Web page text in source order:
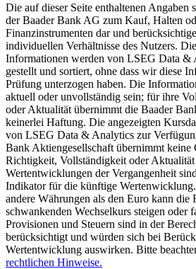
Die auf dieser Seite enthaltenen Angaben
der Baader Bank AG zum Kauf, Halten
Finanzinstrumenten dar und
individuellen Verhältnisse des Nutzers.
Informationen werden von LSEG Data &
gestellt und sortiert, ohne dass wir diese
Prüfung unterzogen haben. Die
aktuell oder unvollständig sein; für ihre
oder Aktualität übernimmt die Baader
keinerlei Haftung. Die angezeigten
von LSEG Data & Analytics zur
Bank Aktiengesellschaft übernimmt keine
Richtigkeit, Vollständigkeit oder Aktualität
Wertentwicklungen der Vergangenheit
Indikator für die künftige
andere Währungen als den Euro kann die
schwankenden Wechselkurs steigen oder
Provisionen und Steuern sind in der
berücksichtigt und würden sich bei
Wertentwicklung auswirken. Bitte
rechtlichen Hinweise.